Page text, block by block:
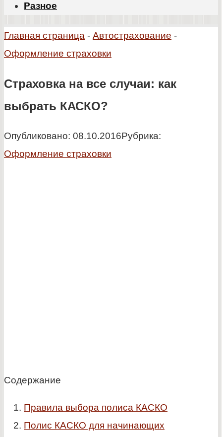
Разное
Главная страница - Автострахование -
Оформление страховки
Страховка на все случаи: как
выбрать КАСКО?
Опубликовано: 08.10.2016Рубрика:
Оформление страховки
Содержание
Правила выбора полиса КАСКО
Полис КАСКО для начинающих